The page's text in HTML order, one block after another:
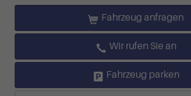
Fahrzeug anfragen
Wir rufen Sie an
Fahrzeug parken